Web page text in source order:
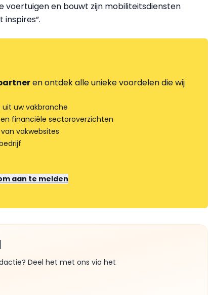
voertuigen en bouwt zijn mobiliteitsdiensten
en ontdek alle unieke voordelen die wij
uw vakbranche
financiële sectoroverzichten
vakwebsites
aan te melden
Deel het met ons via het